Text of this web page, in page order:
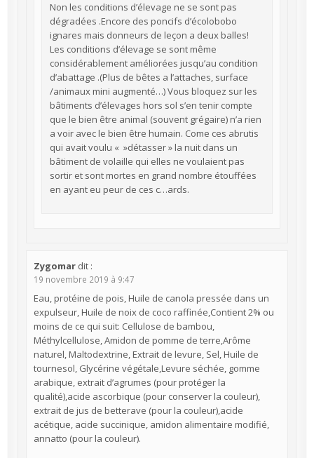
Non les conditions d’élevage ne se sont pas
dégradées .Encore des poncifs d’écolobobo
ignares mais donneurs de leçon a deux balles!
Les conditions d’élevage se sont même
considérablement améliorées jusqu’au condition
d’abattage .(Plus de bêtes a l’attaches, surface
/animaux mini augmenté…) Vous bloquez sur les
bâtiments d’élevages hors sol s’en tenir compte
que le bien être animal (souvent grégaire) n’a rien
a voir avec le bien être humain. Come ces abrutis
qui avait voulu « »détasser » la nuit dans un
bâtiment de volaille qui elles ne voulaient pas
sortir et sont mortes en grand nombre étouffées
en ayant eu peur de ces c…ards.
Zygomar dit :
19 novembre 2019 à 9:47
Eau, protéine de pois, Huile de canola pressée dans un
expulseur, Huile de noix de coco raffinée,Contient 2% ou
moins de ce qui suit: Cellulose de bambou,
Méthylcellulose, Amidon de pomme de terre,Arôme
naturel, Maltodextrine, Extrait de levure, Sel, Huile de
tournesol, Glycérine végétale,Levure séchée, gomme
arabique, extrait d’agrumes (pour protéger la
qualité),acide ascorbique (pour conserver la couleur),
extrait de jus de betterave (pour la couleur),acide
acétique, acide succinique, amidon alimentaire modifié,
annatto (pour la couleur).